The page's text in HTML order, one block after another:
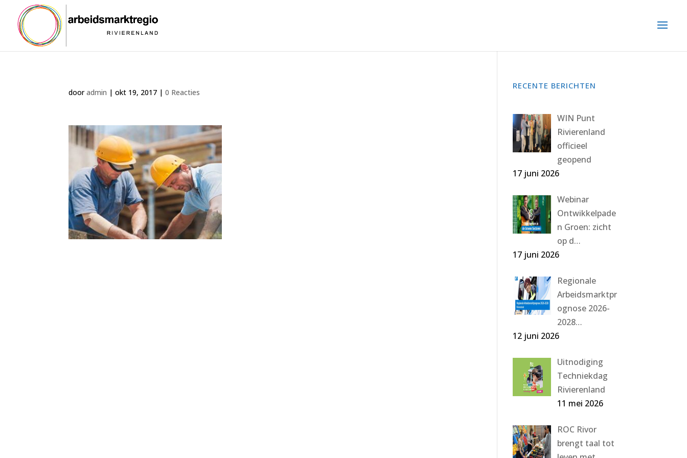
dooradmin |okt 19, 2017 |0 Reacties
RECENTE BERICHTEN
WIN Punt
Rivierenland
officieel
geopend
17 juni 2026
Webinar
Ontwikkelpade
n Groen: zicht
op d…
17 juni 2026
Regionale
Arbeidsmarktpr
ognose 2026-
2028…
12 juni 2026
Uitnodiging
Techniekdag
Rivierenland
11 mei 2026
ROC Rivor
brengt taal tot